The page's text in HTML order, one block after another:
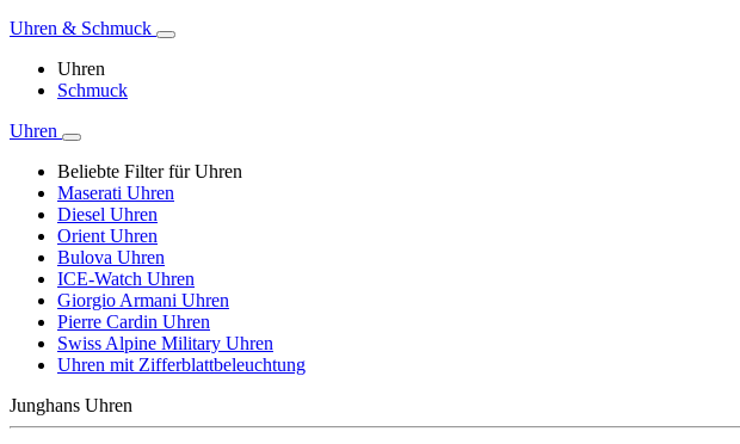
Uhren & Schmuck
Uhren
Schmuck
Uhren
Beliebte Filter für Uhren
Maserati Uhren
Diesel Uhren
Orient Uhren
Bulova Uhren
ICE-Watch Uhren
Giorgio Armani Uhren
Pierre Cardin Uhren
Swiss Alpine Military Uhren
Uhren mit Zifferblattbeleuchtung
Junghans Uhren